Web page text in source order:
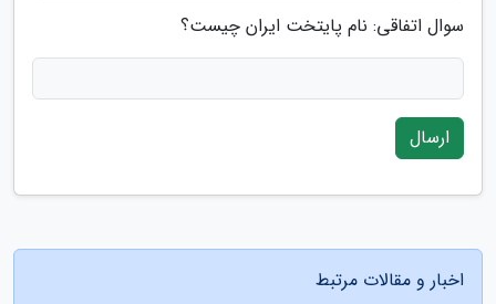
سوال اتفاقی: نام پایتخت ایران چیست؟
ارسال
اخبار و مقالات مرتبط